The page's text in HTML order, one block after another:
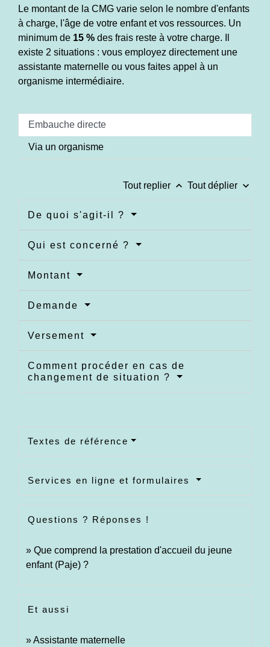
Le montant de la CMG varie selon le nombre d'enfants
à charge, l'âge de votre enfant et vos ressources. Un
minimum de 15 % des frais reste à votre charge. Il
existe 2 situations : vous employez directement une
assistante maternelle ou vous faites appel à un
organisme intermédiaire.
Embauche directe
Via un organisme
Tout replier keyboard_arrow_up Tout déplier keyboard_arrow_down
De quoi s'agit-il ?
Qui est concerné ?
Montant
Demande
Versement
Comment procéder en cas de
changement de situation ?
Textes de référence
Services en ligne et formulaires
Questions ? Réponses !
Que comprend la prestation d'accueil du jeune
enfant (Paje) ?
Et aussi
Assistante maternelle